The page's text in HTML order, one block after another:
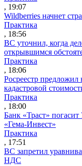
, 19:07
Wildberries начнет
Практика
, 18:56
ВС уточнил, когда
открывшимся
Практика
, 18:06
Росреестр
кадастровой
Практика
, 18:00
Банк «Траст»
«Гема-Инвест»
Практика
, 17:51
ВС запретил
НДС